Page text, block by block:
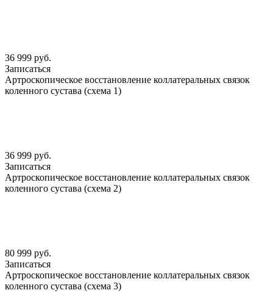
36 999 руб.
Записаться
Артроскопическое восстановление коллатеральных связок
коленного сустава (схема 1)
36 999 руб.
Записаться
Артроскопическое восстановление коллатеральных связок
коленного сустава (схема 2)
80 999 руб.
Записаться
Артроскопическое восстановление коллатеральных связок
коленного сустава (схема 3)